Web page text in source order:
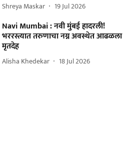
Shreya Maskar 19 Jul 2026
Navi Mumbai : नवी मुंबई हादरली!
भररस्त्यात तरुणाचा नग्न अवस्थेत आढळला
मृतदेह
Alisha Khedekar 18 Jul 2026